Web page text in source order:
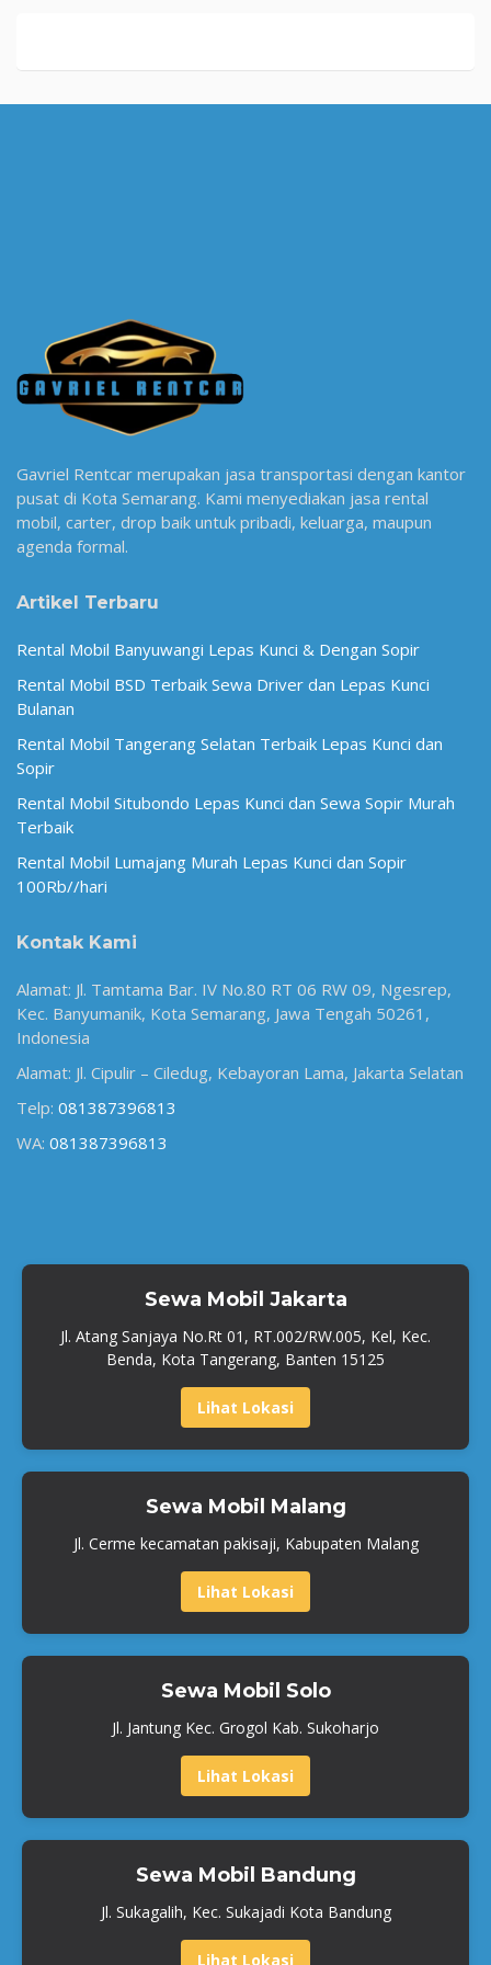
Gavriel Rentcar merupakan jasa transportasi dengan kantor
pusat di Kota Semarang. Kami menyediakan jasa rental
mobil, carter, drop baik untuk pribadi, keluarga, maupun
agenda formal.
Artikel Terbaru
Rental Mobil Banyuwangi Lepas Kunci & Dengan Sopir
Rental Mobil BSD Terbaik Sewa Driver dan Lepas Kunci
Bulanan
Rental Mobil Tangerang Selatan Terbaik Lepas Kunci dan
Sopir
Rental Mobil Situbondo Lepas Kunci dan Sewa Sopir Murah
Terbaik
Rental Mobil Lumajang Murah Lepas Kunci dan Sopir
100Rb//hari
Kontak Kami
Alamat: Jl. Tamtama Bar. IV No.80 RT 06 RW 09, Ngesrep,
Kec. Banyumanik, Kota Semarang, Jawa Tengah 50261,
Indonesia
Alamat: Jl. Cipulir – Ciledug, Kebayoran Lama, Jakarta Selatan
Telp: 081387396813
WA: 081387396813
Sewa Mobil Jakarta
Jl. Atang Sanjaya No.Rt 01, RT.002/RW.005, Kel, Kec.
Benda, Kota Tangerang, Banten 15125
Lihat Lokasi
Sewa Mobil Malang
Jl. Cerme kecamatan pakisaji, Kabupaten Malang
Lihat Lokasi
Sewa Mobil Solo
Jl. Jantung Kec. Grogol Kab. Sukoharjo
Lihat Lokasi
Sewa Mobil Bandung
Jl. Sukagalih, Kec. Sukajadi Kota Bandung
Lihat Lokasi